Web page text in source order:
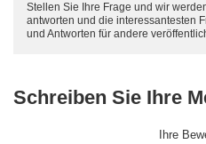
Stellen Sie Ihre Frage und wir
antworten und die interessantesten
und Antworten für andere
Schreiben Sie Ihre
Ihre